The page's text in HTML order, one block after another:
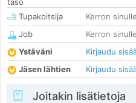
Tupakoitsija
Kerron sinulle
Job
Kerron sinulle
Ystäväni
Kirjaudu
Jäsen lähtien
Kirjaudu
Joitakin lisätietoja